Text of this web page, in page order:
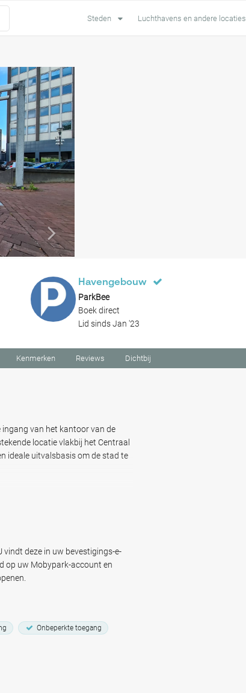
Steden Luchthavens en andere locaties
Havengebouw
ParkBee
Boek direct
Lid sinds Jan '23
Kenmerken Reviews Dichtbij
van het kantoor van de
locatie vlakbij het Centraal
ideale uitvalsbasis om de stad te
en Hostnet, en een wandeling
straatjes, schilderachtige
uw plek bij Parking
toegang tot deze
vindt deze in uw bevestigings-e-
op uw Mobypark-account en
Onbeperkte toegang